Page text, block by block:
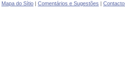
Mapa do Sítio | Comentários e Sugestões |